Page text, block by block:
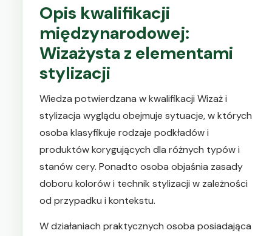
Opis kwalifikacji
międzynarodowej:
Wizażysta z elementami
stylizacji
Wiedza potwierdzana w kwalifikacji Wizaż i
stylizacja wyglądu obejmuje sytuacje, w których
osoba klasyfikuje rodzaje podkładów i
produktów korygujących dla różnych typów i
stanów cery. Ponadto osoba objaśnia zasady
doboru kolorów i technik stylizacji w zależności
od przypadku i kontekstu.
W działaniach praktycznych osoba posiadająca